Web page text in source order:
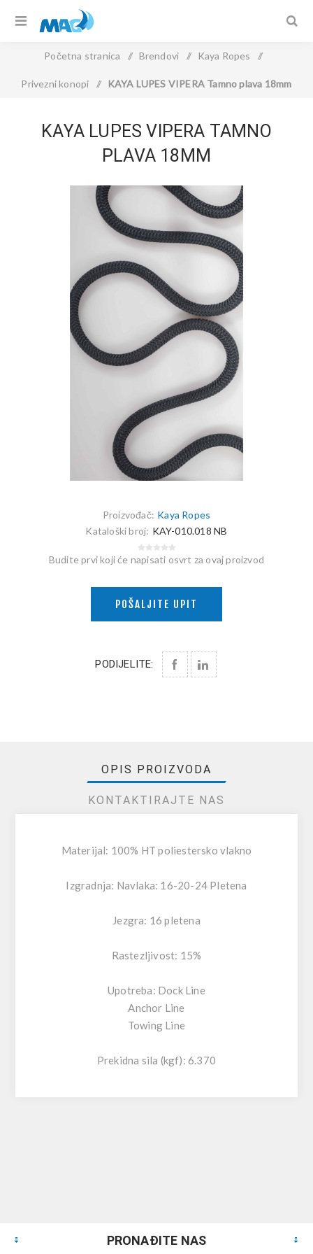
Početna stranica / Brendovi / Kaya Ropes /
Privezni konopi / KAYA LUPES VIPERA Tamno plava 18mm
KAYA LUPES VIPERA TAMNO
PLAVA 18MM
Proizvođač: Kaya Ropes
Kataloški broj: KAY-010.018 NB
Budite prvi koji će napisati osvrt za ovaj proizvod
POŠALJITE UPIT
PODIJELITE:
OPIS PROIZVODA
KONTAKTIRAJTE NAS
Materijal: 100% HT poliestersko vlakno
Izgradnja: Navlaka: 16-20-24 Pletena
Jezgra: 16 pletena
Rastezljivost: 15%
Upotreba: Dock Line
Anchor Line
Towing Line
Prekidna sila (kgf): 6.370
PRONAĐITE NAS